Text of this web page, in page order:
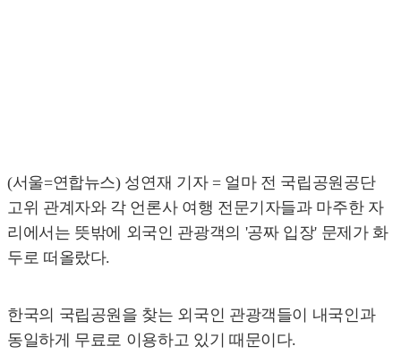
(서울=연합뉴스) 성연재 기자 = 얼마 전 국립공원공단
고위 관계자와 각 언론사 여행 전문기자들과 마주한 자
리에서는 뜻밖에 외국인 관광객의 '공짜 입장' 문제가 화
두로 떠올랐다.
한국의 국립공원을 찾는 외국인 관광객들이 내국인과
동일하게 무료로 이용하고 있기 때문이다.